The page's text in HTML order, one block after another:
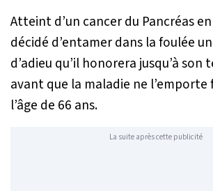
Atteint d’un cancer du Pancréas
décidé d’entamer dans la foulée
d’adieu qu’il honorera jusqu’à son
avant que la maladie ne
l’âge de 66 ans.
La suite après cette publicité